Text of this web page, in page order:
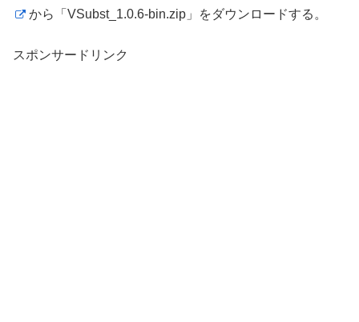
から「VSubst_1.0.6-bin.zip」をダウンロードする。
スポンサードリンク